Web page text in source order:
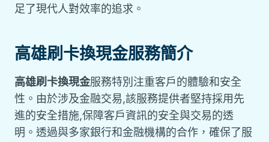
足了現代人對效率的追求。
高雄刷卡換現金服務簡介
高雄刷卡換現金服務特別注重客戶的體驗和安全
性。由於涉及金融交易,該服務提供者堅持採用先
進的安全措施,保障客戶資訊的安全與交易的透
明。透過與多家銀行和金融機構的合作，確保了服